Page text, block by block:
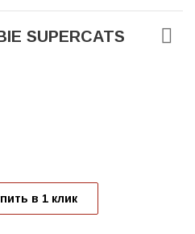
SUPERCATS
в 1 клик